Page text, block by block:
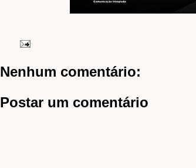
Nenhum comentário:
Postar um comentário